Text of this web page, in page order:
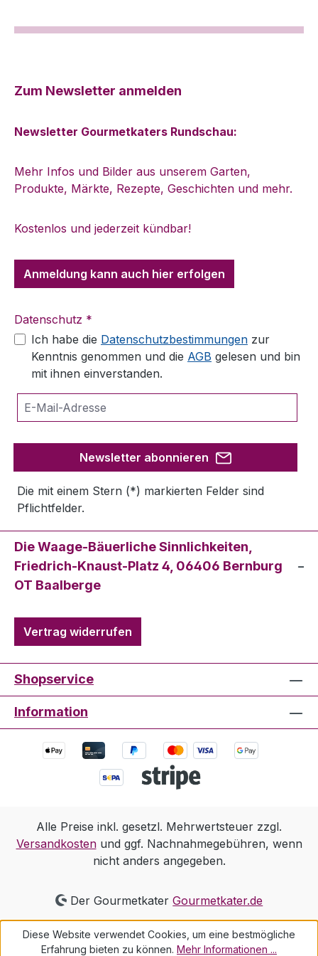
Lieferadresse angeben nicht vergessen!)
Zum Newsletter anmelden
Newsletter Gourmetkaters Rundschau:
Mehr Infos und Bilder aus unserem Garten,
Produkte, Märkte, Rezepte, Geschichten und mehr.
Kostenlos und jederzeit kündbar!
Anmeldung kann auch hier erfolgen
Datenschutz *
Ich habe die Datenschutzbestimmungen zur
Kenntnis genommen und die AGB gelesen und bin
mit ihnen einverstanden.
Newsletter abonnieren
Die mit einem Stern (*) markierten Felder sind
Pflichtfelder.
Die Waage-Bäuerliche Sinnlichkeiten,
Friedrich-Knaust-Platz 4, 06406 Bernburg
OT Baalberge
Vertrag widerrufen
Shopservice
Information
Alle Preise inkl. gesetzl. Mehrwertsteuer zzgl.
Versandkostenund ggf. Nachnahmegebühren, wenn
nicht anders angegeben.
Der GourmetkaterGourmetkater.de
Diese Website verwendet Cookies, um eine bestmögliche
Erfahrung bieten zu können. Mehr Informationen ...